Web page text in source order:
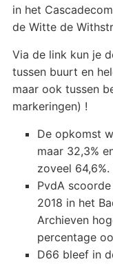
in het
de Witte de
Via de link kun je
tussen buurt en
maar ook tussen
markeringen) !
De opkomst
maar 32,3%
zoveel
PvdA
2018 in het
Archieven
percentage
D66 bleef in